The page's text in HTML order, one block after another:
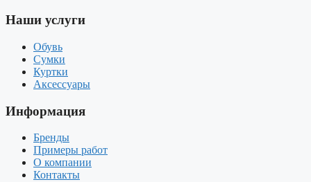
Наши услуги
Обувь
Сумки
Куртки
Аксессуары
Информация
Бренды
Примеры работ
О компании
Контакты